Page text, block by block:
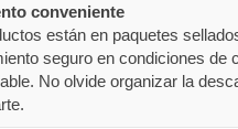
conveniente
están en paquetes
seguro en condiciones de
No olvide organizar la